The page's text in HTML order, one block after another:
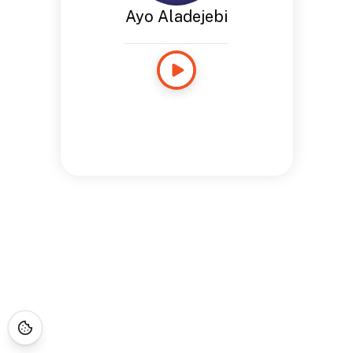
Ayo Aladejebi